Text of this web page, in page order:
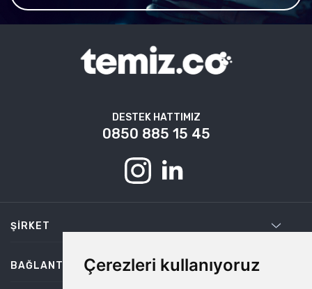
Çerezleri kullanıyoruz
DESTEK HATTIMIZ
0850 885 15 45
ŞIRKET
BAĞLANTILAR